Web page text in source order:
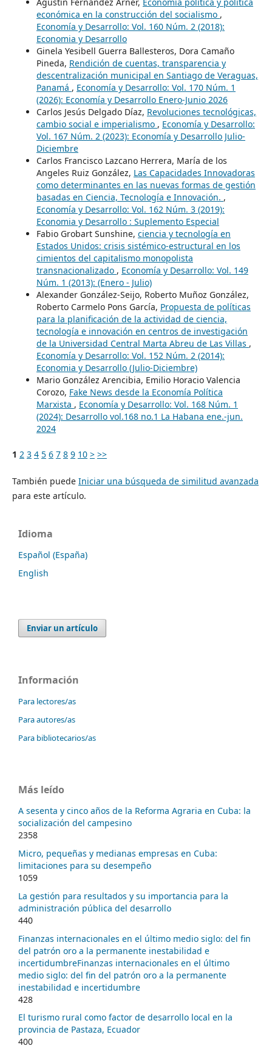
económica en la construcción del socialismo ,
Economía y Desarrollo: Vol. 160 Núm. 2 (2018):
Economia y Desarrollo
Ginela Yesibell Guerra Ballesteros, Dora Camaño
Pineda, Rendición de cuentas, transparencia y
descentralización municipal en Santiago de Veraguas,
Panamá , Economía y Desarrollo: Vol. 170 Núm. 1
(2026): Economía y Desarrollo Enero-Junio 2026
Carlos Jesús Delgado Díaz, Revoluciones tecnológicas,
cambio social e imperialismo , Economía y Desarrollo:
Vol. 167 Núm. 2 (2023): Economía y Desarrollo Julio-
Diciembre
Carlos Francisco Lazcano Herrera, María de los
Angeles Ruiz González, Las Capacidades Innovadoras
como determinantes en las nuevas formas de gestión
basadas en Ciencia, Tecnología e Innovación. ,
Economía y Desarrollo: Vol. 162 Núm. 3 (2019):
Economia y Desarrollo : Suplemento Especial
Fabio Grobart Sunshine, ciencia y tecnología en
Estados Unidos: crisis sistémico-estructural en los
cimientos del capitalismo monopolista
transnacionalizado , Economía y Desarrollo: Vol. 149
Núm. 1 (2013): (Enero - Julio)
Alexander González-Seijo, Roberto Muñoz González,
Roberto Carmelo Pons García, Propuesta de políticas
para la planificación de la actividad de ciencia,
tecnología e innovación en centros de investigación
de la Universidad Central Marta Abreu de Las Villas ,
Economía y Desarrollo: Vol. 152 Núm. 2 (2014):
Economia y Desarrollo (Julio-Diciembre)
Mario González Arencibia, Emilio Horacio Valencia
Corozo, Fake News desde la Economía Política
Marxista , Economía y Desarrollo: Vol. 168 Núm. 1
(2024): Desarrollo vol.168 no.1 La Habana ene.-jun.
2024
1 2 3 4 5 6 7 8 9 10 > >>
También puede Iniciar una búsqueda de similitud avanzada
para este artículo.
Idioma
Español (España)
English
Enviar un artículo
Información
Para lectores/as
Para autores/as
Para bibliotecarios/as
Más leído
A sesenta y cinco años de la Reforma Agraria en Cuba: la
socialización del campesino
2358
Micro, pequeñas y medianas empresas en Cuba:
limitaciones para su desempeño
1059
La gestión para resultados y su importancia para la
administración pública del desarrollo
440
Finanzas internacionales en el último medio siglo: del fin
del patrón oro a la permanente inestabilidad e
incertidumbreFinanzas internacionales en el último
medio siglo: del fin del patrón oro a la permanente
inestabilidad e incertidumbre
428
El turismo rural como factor de desarrollo local en la
provincia de Pastaza, Ecuador
400